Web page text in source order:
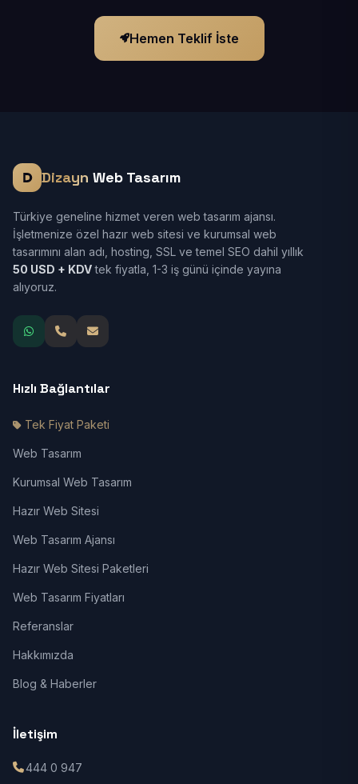
Hemen Teklif İste
Dizayn Web Tasarım
Türkiye geneline hizmet veren web tasarım ajansı.
İşletmenize özel hazır web sitesi ve kurumsal web
tasarımını alan adı, hosting, SSL ve temel SEO dahil yıllık
50 USD + KDVtek fiyatla, 1-3 iş günü içinde yayına
alıyoruz.
Hızlı Bağlantılar
Tek Fiyat Paketi
Web Tasarım
Kurumsal Web Tasarım
Hazır Web Sitesi
Web Tasarım Ajansı
Hazır Web Sitesi Paketleri
Web Tasarım Fiyatları
Referanslar
Hakkımızda
Blog & Haberler
İletişim
444 0 947